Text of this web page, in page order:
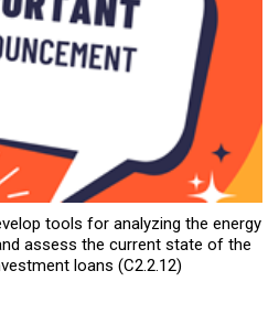
tools for analyzing the energy
assess the current state of the
loans (C2.2.12)